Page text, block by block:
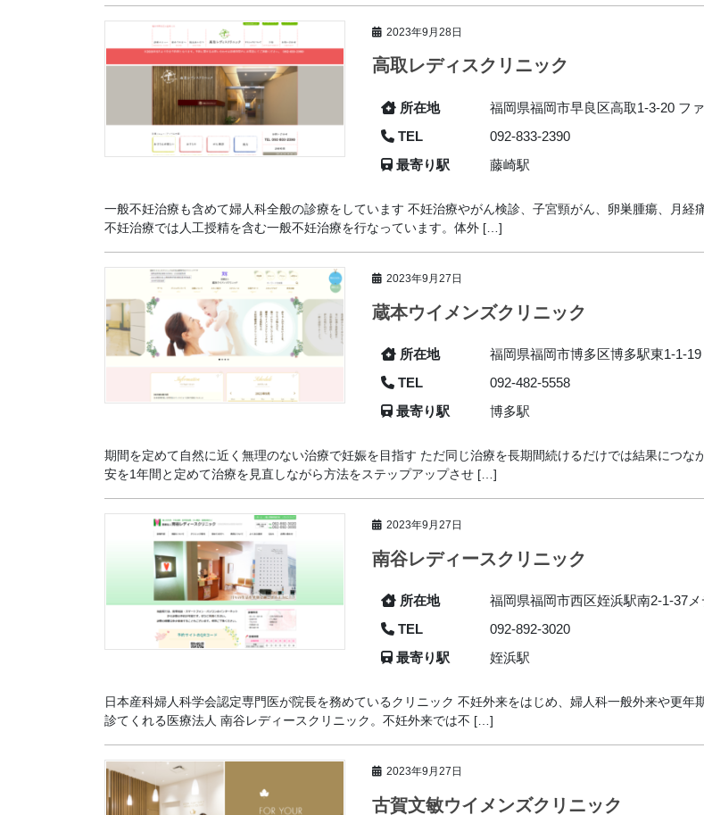
2023年9月28日
高取レディスクリニック
所在地
福岡県福岡市早良区高取1-3-20 フ
TEL
092-833-2390
最寄り駅
藤崎駅
一般不妊治療も含めて婦人科全般の診療をしています 不妊治療やがん検診、子宮頸がん、卵巣腫瘍、月経
不妊治療では人工授精を含む一般不妊治療を行なっています。体外 […]
2023年9月27日
蔵本ウイメンズクリニック
所在地
福岡県福岡市博多区博多駅東1-1-19
TEL
092-482-5558
最寄り駅
博多駅
期間を定めて自然に近く無理のない治療で妊娠を目指す ただ同じ治療を長期間続けるだけでは結果につ
安を1年間と定めて治療を見直しながら方法をステップアップさせ […]
2023年9月27日
南谷レディースクリニック
所在地
福岡県福岡市西区姪浜駅南2-1-37
TEL
092-892-3020
最寄り駅
姪浜駅
日本産科婦人科学会認定専門医が院長を務めているクリニック 不妊外来をはじめ、婦人科一般外来や更
診てくれる医療法人 南谷レディースクリニック。不妊外来では不 […]
2023年9月27日
古賀文敏ウイメンズクリニック